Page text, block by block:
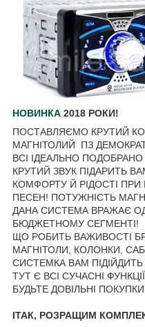
НОВИНКА 2018 РОКИ!
ПОСТАВЛЯЄМО КРУТИЙ
МАГНІТОЛИЙ ПЗ
ВСІ ІДЕАЛЬНО
КРУТИЙ ЗВУК ПІДАРИТЬ
КОМФОРТУ Й РІДОСТІ
ПЕСЕН! ПОТУЖНІСТЬ
ДАНА СИСТЕМА ВРАЖАЄ
БЮДЖЕТНОМУ СЕГМЕНТІ!
ЩО РОБИТЬ ВАЖИВОСТІ
МАГНІТОЛИ, КОЛОНКИ,
СИСТЕМКА ВАМ ПІДІЙДИТЬ
ТУТ Є ВСІ СУЧАСНІ
БУДЬТЕ ДОВІЛЬНІ
ІТАК, РОЗРАЩИМ